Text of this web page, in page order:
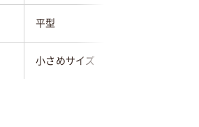
平型
小さめサイズ